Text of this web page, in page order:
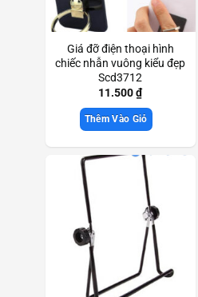
Giá đỡ điện thoại hình
chiếc nhẫn vuông kiểu đẹp
Scd3712
11.500₫
Thêm Vào Giỏ